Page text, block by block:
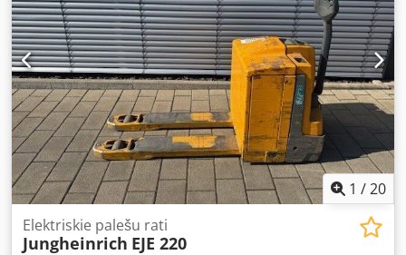
1 /20
Elektriskie palešu rati
Jungheinrich EJE 220